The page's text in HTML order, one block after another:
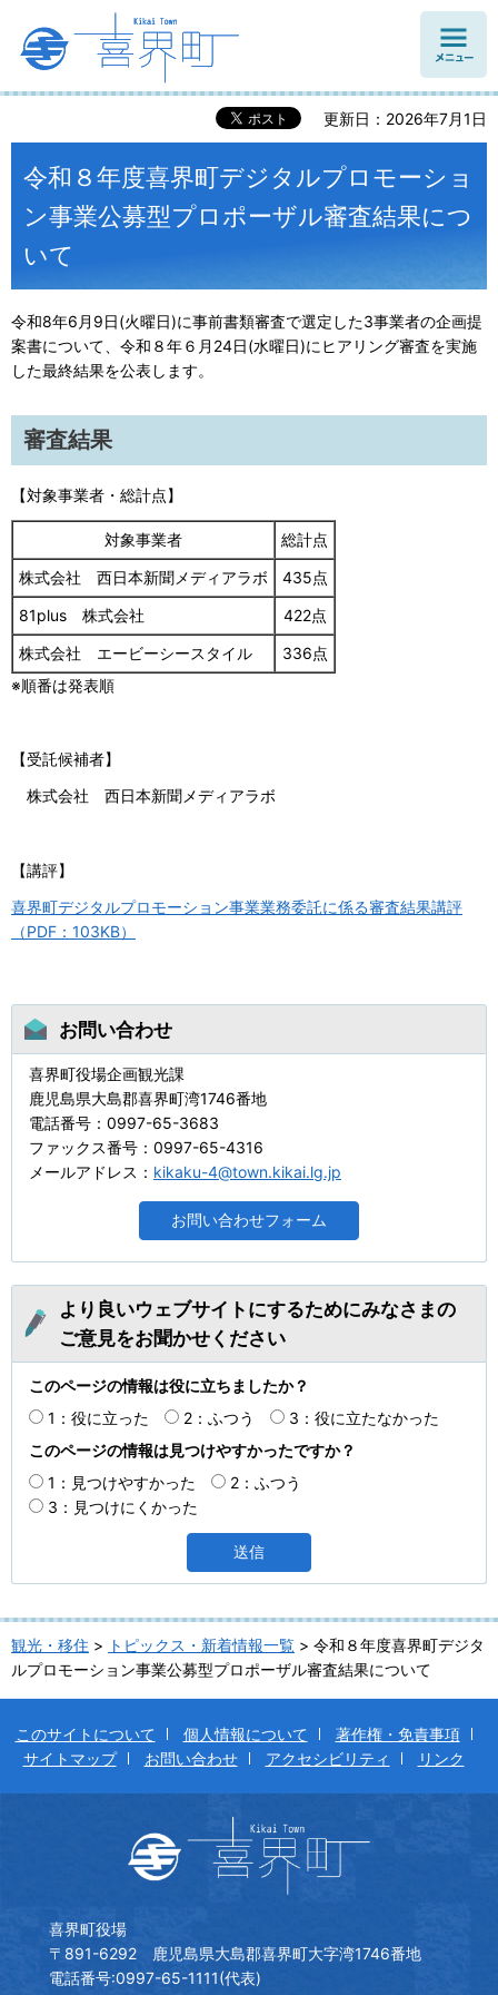
更新日：2026年7月1日
令和８年度喜界町デジタルプロモーショ
ン事業公募型プロポーザル審査結果につ
いて
令和8年6月9日(火曜日)に事前書類審査で選定した3事業者の企画提
案書について、令和８年６月24日(水曜日)にヒアリング審査を実施
した最終結果を公表します。
審査結果
【対象事業者・総計点】
対象事業者
総計点
株式会社 西日本新聞メディアラボ
435点
81plus 株式会社
422点
株式会社 エービーシースタイル
336点
※順番は発表順
【受託候補者】
株式会社 西日本新聞メディアラボ
【講評】
喜界町デジタルプロモーション事業業務委託に係る審査結果講評
（PDF：103KB）
お問い合わせ
喜界町役場企画観光課
鹿児島県大島郡喜界町湾1746番地
電話番号：0997-65-3683
ファックス番号：0997-65-4316
メールアドレス： kikaku-4@town.kikai.lg.jp
より良いウェブサイトにするためにみなさまの
ご意見をお聞かせください
このページの情報は役に立ちましたか？
1：役に立った
2：ふつう
3：役に立たなかった
このページの情報は見つけやすかったですか？
1：見つけやすかった
2：ふつう
3：見つけにくかった
観光・移住 > トピックス・新着情報一覧 > 令和８年度喜界町デジタ
ルプロモーション事業公募型プロポーザル審査結果について
このサイトについて 個人情報について
著作権・免責事項
サイトマップ
お問い合わせ アクセシビリティ リンク
喜界町役場
〒891-6292 鹿児島県大島郡喜界町大字湾1746番地
電話番号:0997-65-1111(代表)